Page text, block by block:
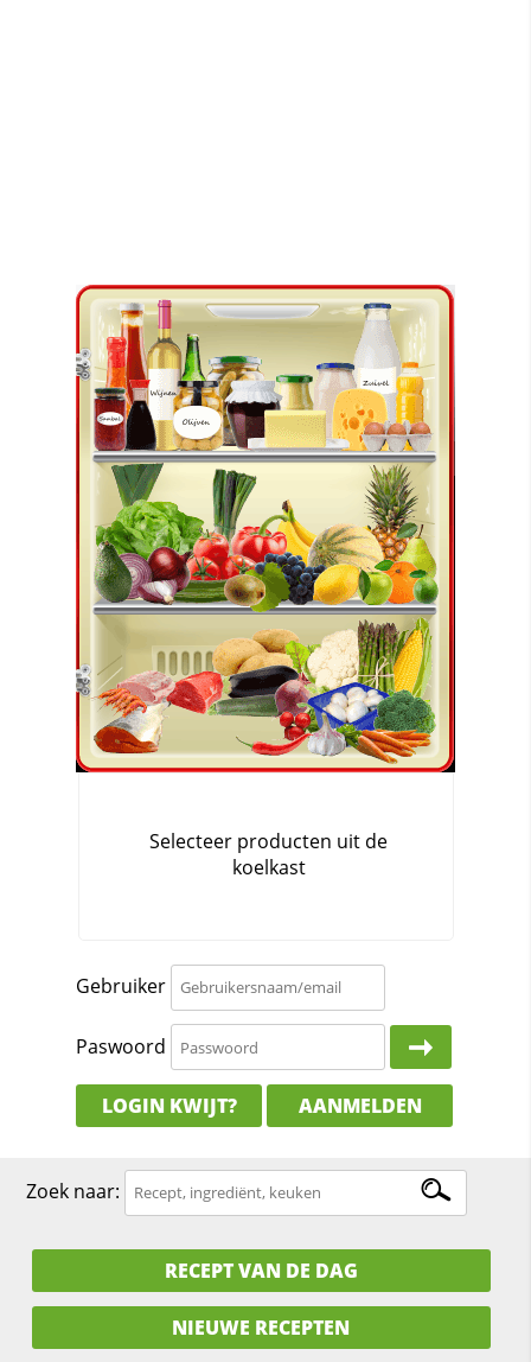
Gebruiker
Paswoord
LOGIN KWIJT? AANMELDEN
Zoek naar:
RECEPT VAN DE DAG
NIEUWE RECEPTEN